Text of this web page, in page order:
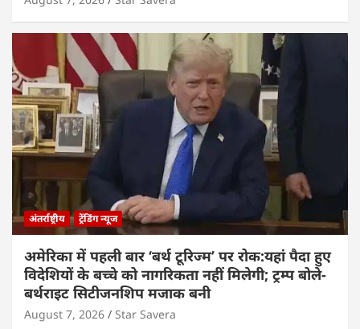
अंतर्राष्ट्रीय ट्रेंडिंग न्यूज
अमेरिका में पहली बार ‘बर्थ टूरिज्म’ पर रोक:यहां पैदा हुए
विदेशियों के बच्चे को नागरिकता नहीं मिलेगी; ट्रम्प बोले-
बर्थराइट सिटीजनशिप मजाक बनी
August 7, 2026 Star Savera